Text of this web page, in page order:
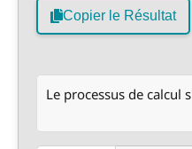
Copier le Résultat
Le processus de calcul